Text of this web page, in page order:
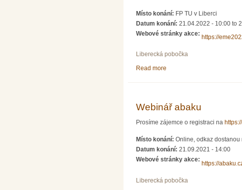
Místo konání: FP TU v Liberci
Datum konání: 21.04.2022 - 10:00 to
Webové stránky akce:
https://
Liberecká pobočka
Read more
Webinář abaku
Prosíme zájemce o registraci na
Místo konání: Online, odkaz
Datum konání: 21.09.2021 - 14:00
Webové stránky akce:
https://
Liberecká pobočka